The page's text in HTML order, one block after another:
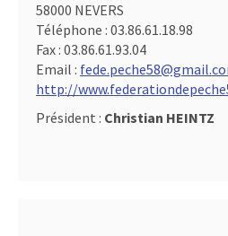
58000 NEVERS
Téléphone : 03.86.61.18.98
Fax : 03.86.61.93.04
Email :
http://
Président : Christian HEINTZ